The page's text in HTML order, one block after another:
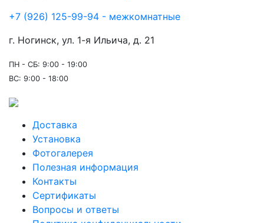
+7 (926) 125-99-94 - межкомнатные
г. Ногинск, ул. 1-я Ильича, д. 21
ПН - СБ: 9:00 - 19:00
ВС: 9:00 - 18:00
Доставка
Установка
Фотогалерея
Полезная информация
Контакты
Сертификаты
Вопросы и ответы